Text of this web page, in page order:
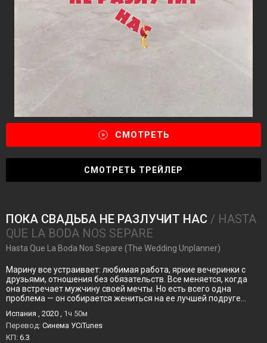
СМОТРЕТЬ
СМОТРЕТЬ ТРЕЙЛЕР
ПОКА СВАДЬБА НЕ РАЗЛУЧИТ НАС / HASTA
QUE LA BODA NOS SEPARE
Hasta Que La Boda Nos Separe (The Wedding Unplanner)
Марину все устраивает: любимая работа, яркие вечеринки с
друзьями, отношения без обязательств. Все меняется, когда
она встречает мужчину своей мечты. Но есть всего одна
проблема — он собирается жениться на ее лучшей подруге…
Испания , 2020 , 1ч 50м
Перевод: Синема УСiTunes
KП: 6.3